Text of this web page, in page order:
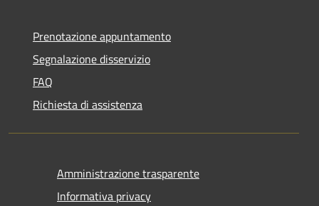
Prenotazione appuntamento
Segnalazione disservizio
FAQ
Richiesta di assistenza
Amministrazione trasparente
Informativa privacy